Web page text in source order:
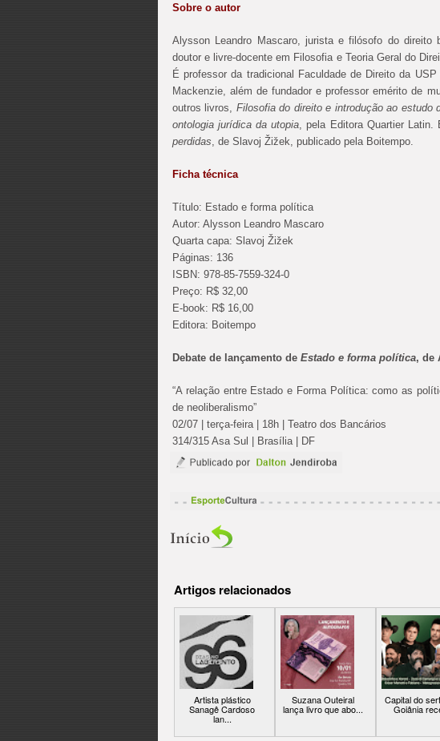
Sobre o autor
Alysson Leandro Mascaro, jurista e filósofo do direito
doutor e livre-docente em Filosofia e Teoria Geral do
É professor da tradicional Faculdade de Direito da
Mackenzie, além de fundador e professor emérito de
outros livros, Filosofia do direito e introdução ao estudo
ontologia jurídica da utopia, pela Editora Quartier Latin.
perdidas, de Slavoj Žižek, publicado pela Boitempo.
Ficha técnica
Título: Estado e forma política
Autor: Alysson Leandro Mascaro
Quarta capa: Slavoj Žižek
Páginas: 136
ISBN: 978-85-7559-324-0
Preço: R$ 32,00
E-book: R$ 16,00
Editora: Boitempo
Debate de lançamento de Estado e forma política, de
“A relação entre Estado e Forma Política: como as
de neoliberalismo”
02/07 | terça-feira | 18h | Teatro dos Bancários
314/315 Asa Sul | Brasília | DF
Artigos relacionados
Artista plástico
Sanagê Cardoso
lan...
Suzana Outeiral
lança livro que abo...
Capital do
Goiânia